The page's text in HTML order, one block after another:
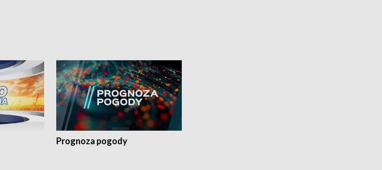
Prognoza pogody